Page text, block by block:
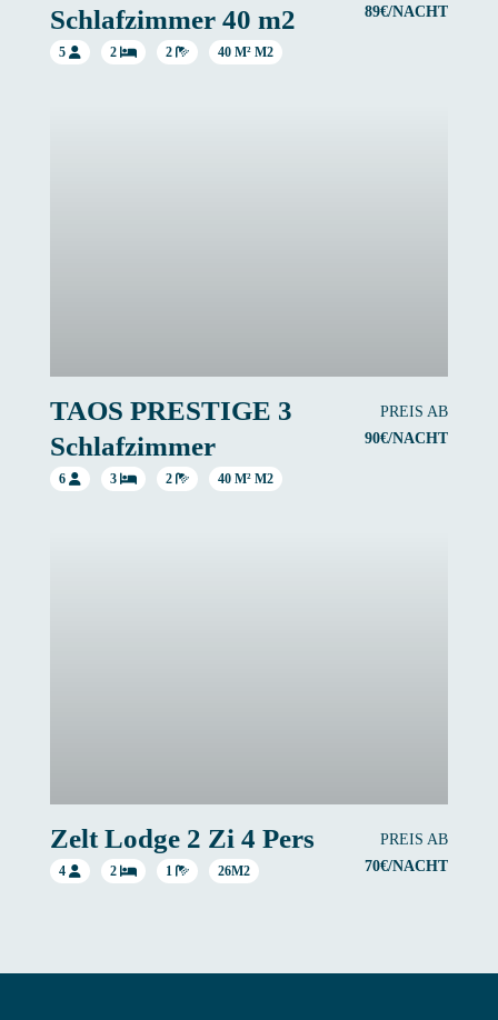
Schlafzimmer 40 m2
89€/NACHT
5 2 2 40 M² M2
TAOS PRESTIGE 3
Schlafzimmer
PREIS AB
90€/NACHT
6 3 2 40 M² M2
Zelt Lodge 2 Zi 4 Pers
PREIS AB
70€/NACHT
4 2 1 26M2